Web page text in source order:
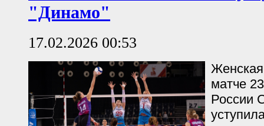
"Динамо"
17.02.2026 00:53
матче
России